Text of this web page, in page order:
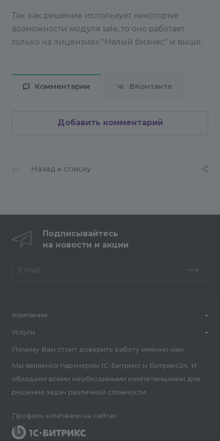
Так как решение использует некоторые
возможности модуля sale, то оно работает
только на лицензиях "Малый бизнес" и выше.
Комментарии ВКонтакте
Добавить комментарий
Назад к списку
Подписывайтесь
на новости и акции
Компания
Услуги
Почему Вам стоит доверить работу именно нам
Мы являемся партнером 1С-Битрикс и Битрикс24. И
обладаем всеми необходимыми компетенциями для
решения задач различной сложности.
Профиль компании на сайтах: